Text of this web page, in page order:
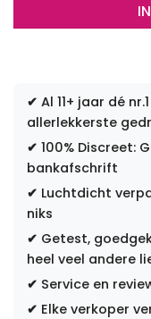
✔ Al 11+ jaar dé
allerlekkerste
✔ 100% Discreet:
bankafschrift
✔ Luchtdicht
niks
✔ Getest,
heel veel andere
✔ Service en
✔ Elke verkoper